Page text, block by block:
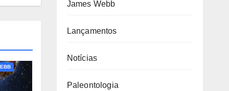
James Webb
Lançamentos
Notícias
Paleontologia